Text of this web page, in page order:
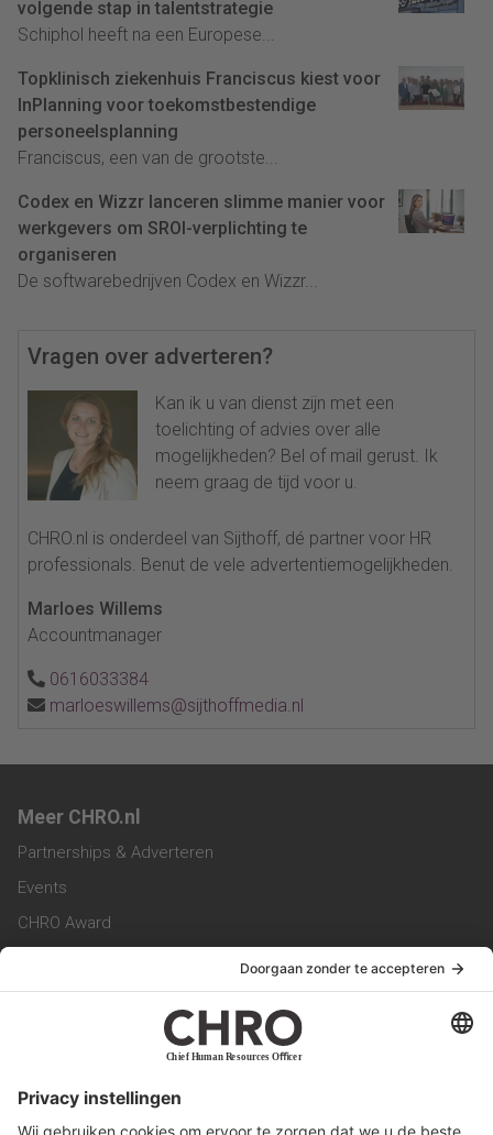
volgende stap in talentstrategie
Schiphol heeft na een Europese...
Topklinisch ziekenhuis Franciscus kiest voor
InPlanning voor toekomstbestendige
personeelsplanning
Franciscus, een van de grootste...
Codex en Wizzr lanceren slimme manier voor
werkgevers om SROI-verplichting te
organiseren
De softwarebedrijven Codex en Wizzr...
Vragen over adverteren?
Kan ik u van dienst zijn met een
toelichting of advies over alle
mogelijkheden? Bel of mail gerust. Ik
neem graag de tijd voor u.
CHRO.nl is onderdeel van Sijthoff, dé partner voor HR
professionals. Benut de vele advertentiemogelijkheden.
Marloes Willems
Accountmanager
0616033384
marloeswillems@sijthoffmedia.nl
Meer CHRO.nl
Partnerships & Adverteren
Events
CHRO Award
CHRO Magazine
Service & Contact
Werken bij ons